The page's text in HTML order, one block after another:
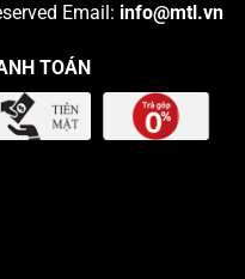
Email: info@mtl.vn
TOÁN